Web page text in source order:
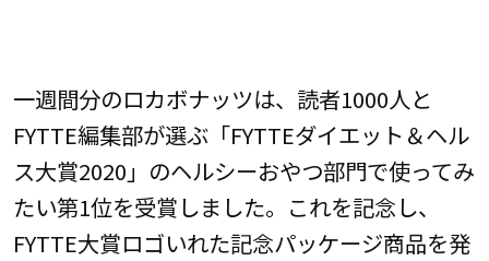
一週間分のロカボナッツは、読者1000人と
FYTTE編集部が選ぶ「FYTTEダイエット＆ヘル
ス大賞2020」のヘルシーおやつ部門で使ってみ
たい第1位を受賞しました。これを記念し、
FYTTE大賞ロゴいれた記念パッケージ商品を発